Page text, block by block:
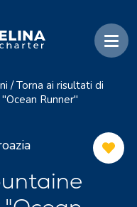
/ Torna ai risultati di
Runner"